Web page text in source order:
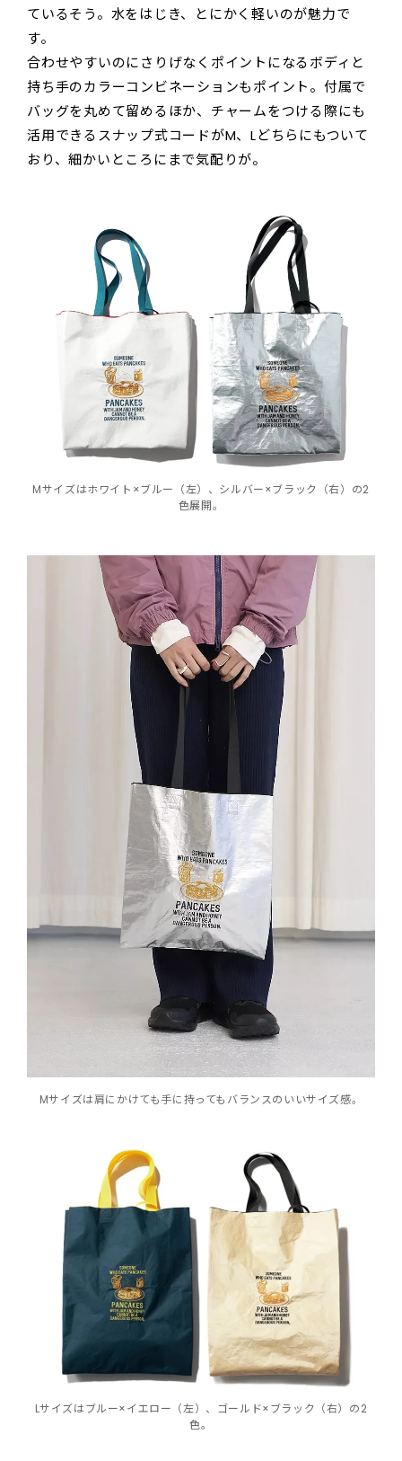
ているそう。水をはじき、とにかく軽いのが魅力で
す。
合わせやすいのにさりげなくポイントになるボディと
持ち手のカラーコンビネーションもポイント。付属で
バッグを丸めて留めるほか、チャームをつける際にも
活用できるスナップ式コードがM、Lどちらにもついて
おり、細かいところにまで気配りが。
Mサイズはホワイト×ブルー（左）、シルバー×ブラック（右）の2
色展開。
Mサイズは肩にかけても手に持ってもバランスのいいサイズ感。
Lサイズはブルー×イエロー（左）、ゴールド×ブラック（右）の2
色。